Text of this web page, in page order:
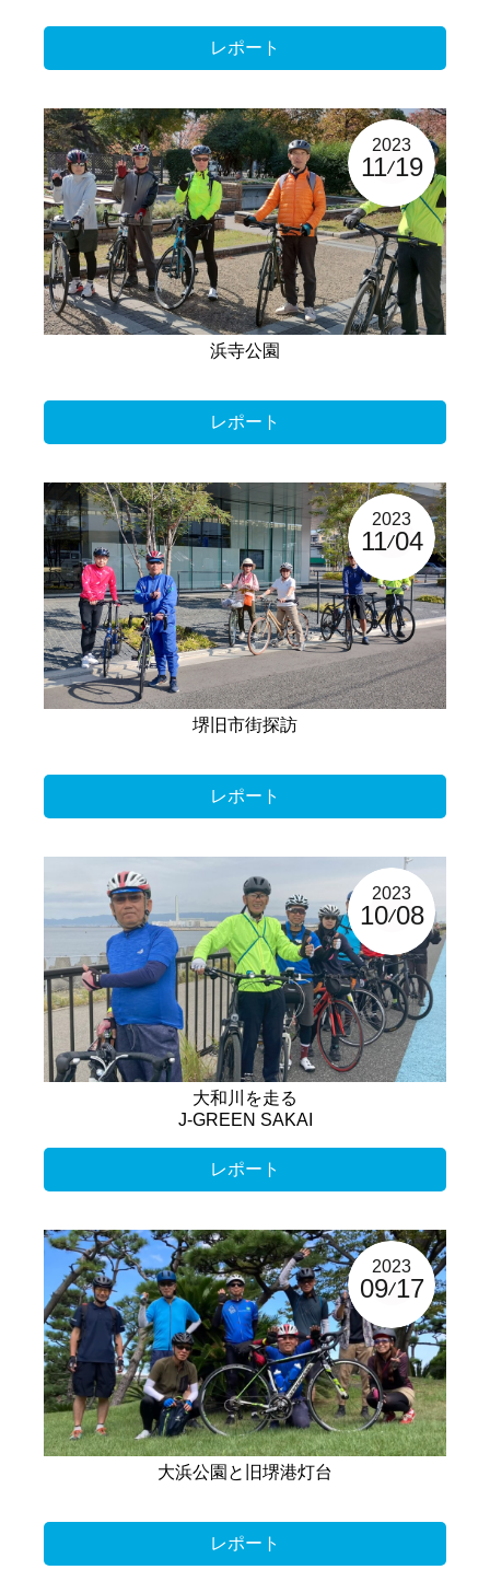
レポート
2023
11 19
浜寺公園
レポート
2023
11 04
堺旧市街探訪
レポート
2023
10 08
大和川を走る
J-GREEN SAKAI
レポート
2023
09 17
大浜公園と旧堺港灯台
レポート